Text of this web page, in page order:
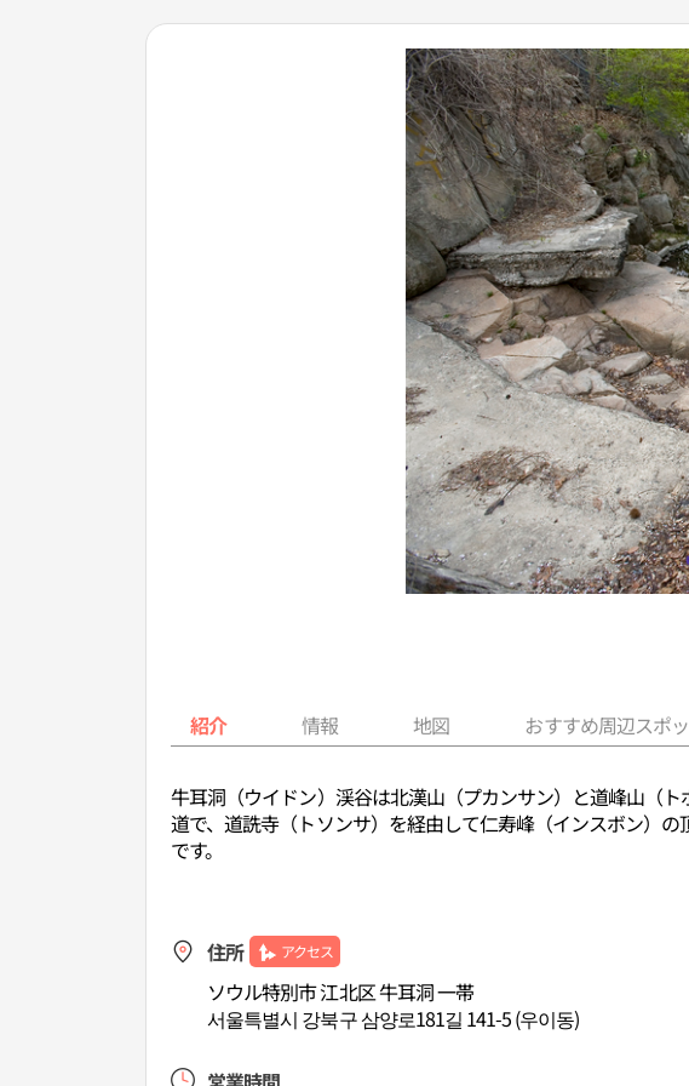
紹介 情報 地図 おすすめ周辺スポ
牛耳洞（ウイドン）渓谷は北漢山（プカンサン）と道峰山（
道で、道詵寺（トソンサ）を経由して仁寿峰（インスボン）
です。
住所 アクセス
ソウル特別市 江北区 牛耳洞 一帯
서울특별시 강북구 삼양로181길 141-5 (우이동)